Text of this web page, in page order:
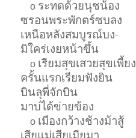
o ระทดด้วยนุชน้อง
ซรอนพระพักตร์ซบลง
เหนือหลังสมบูรณ์บง-
มิใคร่เงยหน้าขึ้น
o เรียมสุขเสวยสุขเพี้ยง
ครั้นแรกเรียมฟังยิน
บินลุพี่จักบิน
มาบ่ได้ข่ายข้อง
o เมืองกว้างช้างม้าสู้
เสียแม่เสียเมียมา